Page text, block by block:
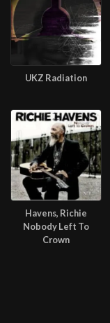
UKZ Radiation
Havens, Richie
Nobody Left To
Crown